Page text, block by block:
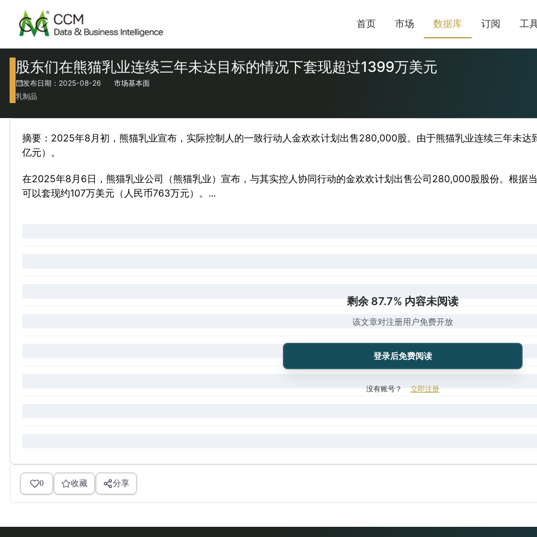
首页 市场 数据库 订阅 工
股东们在熊猫乳业连续三年未达目标的情况下套现超过1399万美元
发布日期：2025-08-26
市场基本面
乳制品
摘要：2025年8月初，熊猫乳业宣布，实际控制人的一致行动人金欢欢计划出售280,000股。由于熊猫乳业连续三年未
亿元）。
在2025年8月6日，熊猫乳业公司（熊猫乳业）宣布，与其实控人协同行动的金欢欢计划出售公司280,000股股份。根据
可以套现约107万美元（人民币763万元）。...
剩余 87.7% 内容未阅读
该文章对注册用户免费开放
登录后免费阅读
没有账号？ 立即注册
0 收藏 分享